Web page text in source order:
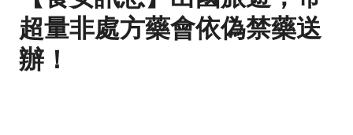
超量非處方藥會依偽禁藥送
辦！